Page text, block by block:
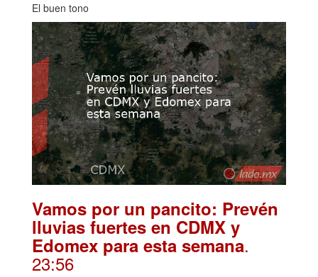
El buen tono
Vamos por un pancito: Prevén
lluvias fuertes en CDMX y
Edomex para esta semana.
23:56